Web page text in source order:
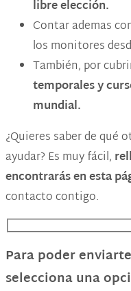
libre elección.
Contar ademas
los monitores
También, por
temporales y
mundial.
¿Quieres saber de qué
ayudar? Es muy fácil,
encontrarás en esta
contacto contigo.
Para poder
selecciona una